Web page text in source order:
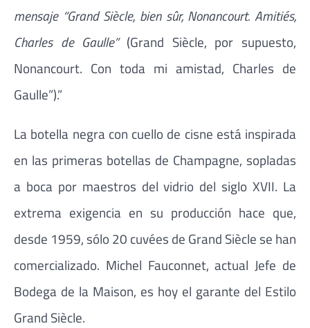
mensaje “Grand Siècle, bien sûr, Nonancourt. Amitiés,
Charles de Gaulle”(Grand Siècle, por supuesto,
Nonancourt. Con toda mi amistad, Charles de
Gaulle”).”
La botella negra con cuello de cisne está inspirada
en las primeras botellas de Champagne, sopladas
a boca por maestros del vidrio del siglo XVII. La
extrema exigencia en su producción hace que,
desde 1959, sólo 20 cuvées de Grand Siècle se han
comercializado. Michel Fauconnet, actual Jefe de
Bodega de la Maison, es hoy el garante del Estilo
Grand Siècle.